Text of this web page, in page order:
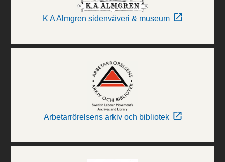
K A Almgren sidenväveri & museum
Arbetarrörelsens arkiv och bibliotek